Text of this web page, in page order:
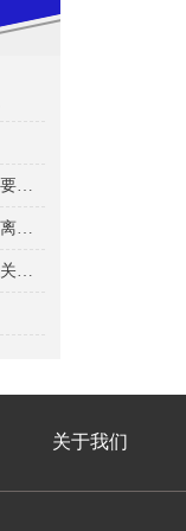
· 解析乙醇回收塔高位罐容积的重要性及其影响
· 分析酒精回收塔的塔体高度对分离效率的影响
· 解析甲醇回收塔的结构设计及其关键要素
关于我们